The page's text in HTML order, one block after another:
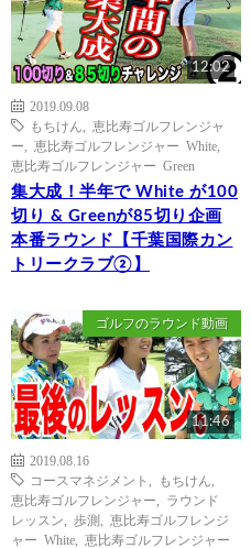
12:02
2019.09.08
もちけん
恵比寿ゴルフレンジャ
ー
恵比寿ゴルフレンジャー White
恵比寿ゴルフレンジャー Green
集大成！半年で White が100
切り & Greenが85切り企画
本番ラウンド【千葉国際カン
トリークラブ②】
ゴルフのラウンド動画
11:46
2019.08.16
コースマネジメント
もちけん
恵比寿ゴルフレンジャー
ラウンド
レッスン
歩測
恵比寿ゴルフレンジ
ャー White
恵比寿ゴルフレンジャー